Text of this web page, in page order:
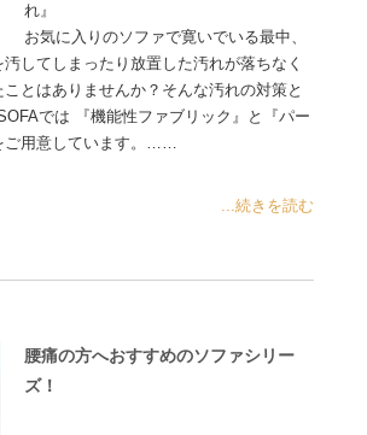
れ』
お気に入りのソファで寛いでいる最中、
してしまったり放置した汚れが落ちなく
とはありませんか？そんな汚れの対策と
では 『機能性ファブリック』と『パー
ご用意しています。……
...続きを読む
腰痛の方へおすすめのソファシリー
ズ！